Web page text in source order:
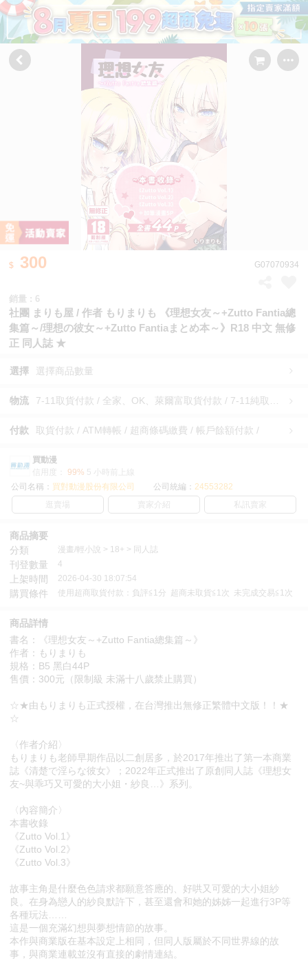
300 G07070934
銷量 : 6
社團 まりも屋 / 作者 もりまりも 《理想女友～+Zutto Fantia總
集篇～/理想の彼女～+Zutto Fantiaまとめ本～》R18 中文 無修
正 同人誌 ★
選擇 選擇商品數量
物流
付款 取貨付款 / ATM轉帳 / 超商條碼繳費 / 帳戶餘額付款 /
買動漫
信用度：
99% 5 小時前上線
公司名稱： 買對動漫股份有限公司 公司統編： 24553282
逛賣場
賣家介紹 私訊賣家
商品摘要
分類
漫畫/輕小說 > 18+ > 同人誌
刊登數量 4
上架時間 2026-04-30 18:07:54
購買條件 使用超商取貨付款：負評≦1分 超商未取貨≦1次 未完成交易≦1次
商品詳情
書名：《理想女友～+Zutto Fantia總集篇～》
作者：もりまりも
規格：B5 黑白44P
售價：300元（限制級 未滿十八歲禁止購買）
☆★由もりまりも正式授權，在台灣推出無修正繁體中文版！！★
☆
〈作者介紹〉
もりまりも老師早期作品以二創居多，於2017年推出了第一本商業
誌《清楚で淫らな彼女》；2022年正式推出了原創同人誌《理想女
友~與乖巧又可愛的大小姐・紗良…》系列。
〈內容簡介〉
本書收錄
《Zutto Vol.1》
《Zutto Vol.2》
《Zutto Vol.3》
故事主角是什麼色色請求都願意答應的、好哄又可愛的大小姐紗
良。在身為戀人的紗良默許下，甚至還會和她的姊姊一起進行3P等
各種玩法……
這是一個充滿幻想與夢想情節的故事。
本作與商業版在基本設定上相同，但同人版屬於不同世界線的故
事，與商業連載並沒有直接的劇情連結。